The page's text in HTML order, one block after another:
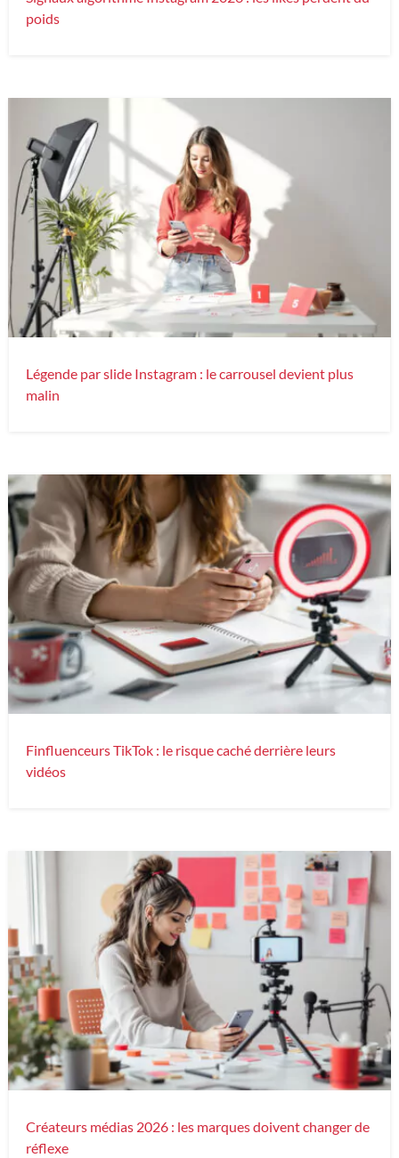
poids
Légende par slide Instagram : le carrousel devient plus
malin
Finfluenceurs TikTok : le risque caché derrière leurs
vidéos
Créateurs médias 2026 : les marques doivent changer de
réflexe